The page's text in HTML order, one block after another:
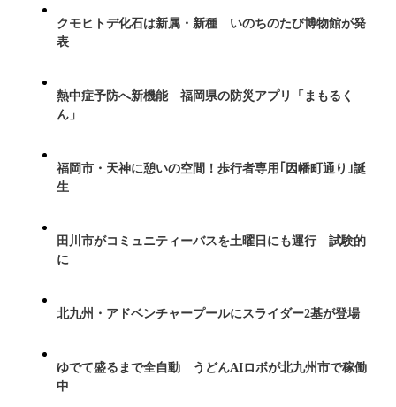
クモヒトデ化石は新属・新種 いのちのたび博物館が発
表
熱中症予防へ新機能 福岡県の防災アプリ「まもるく
ん」
福岡市・天神に憩いの空間！歩行者専用｢因幡町通り｣誕
生
田川市がコミュニティーバスを土曜日にも運行 試験的
に
北九州・アドベンチャープールにスライダー2基が登場
ゆでて盛るまで全自動 うどんAIロボが北九州市で稼働
中